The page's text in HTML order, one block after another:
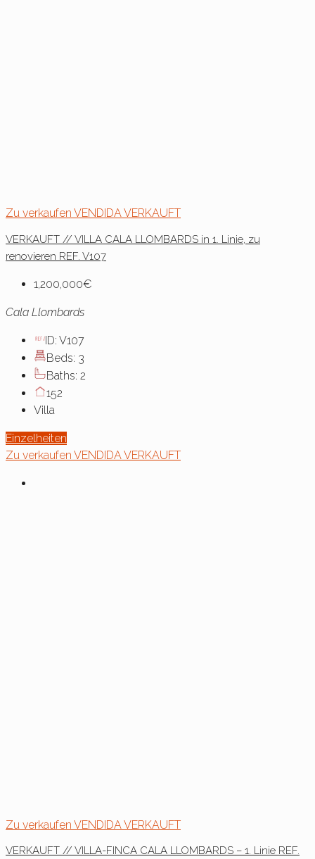
Zu verkaufen VENDIDAVERKAUFT
VERKAUFT // VILLA CALA LLOMBARDS in 1. Linie, zu
renovieren REF. V107
1,200,000€
Cala Llombards
ID: V107
Beds: 3
Baths: 2
152
Villa
Einzelheiten
Zu verkaufen VENDIDAVERKAUFT
Zu verkaufen VENDIDAVERKAUFT
VERKAUFT // VILLA-FINCA CALA LLOMBARDS – 1. Linie REF.